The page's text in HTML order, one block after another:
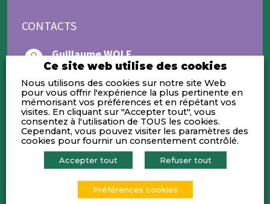
CONTACTS
Guillaume WOLF
Directeur d'Investissement
guillaume.wolf@altis-capital.fr
Anne NGUYEN
Chargée d'Affaires Senior
anne.nguyen@altis-capital.fr
Ce site web utilise des cookies
Nous utilisons des cookies sur notre site Web
pour vous offrir l'expérience la plus pertinente en
mémorisant vos préférences et en répétant vos
visites. En cliquant sur "Accepter tout", vous
consentez à l'utilisation de TOUS les cookies.
Cependant, vous pouvez visiter les paramètres des
cookies pour fournir un consentement contrôlé.
Accepter tout Refuser tout
Préférences cookies